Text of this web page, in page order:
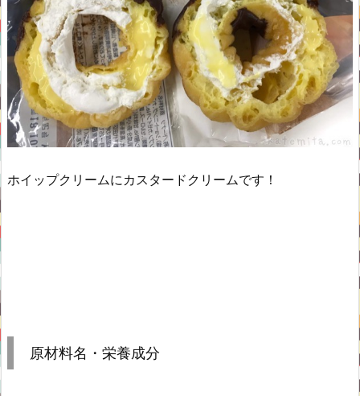
ホイップクリームにカスタードクリームです！
原材料名・栄養成分